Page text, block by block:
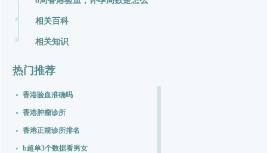
相关百科
相关知识
热门推荐
香港验血准确吗
香港肿瘤诊所
香港正规诊所排名
b超单3个数据看男女